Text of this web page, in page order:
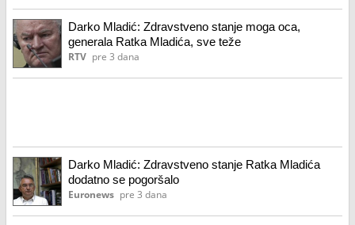
Darko Mladić: Zdravstveno stanje moga oca,
generala Ratka Mladića, sve teže
RTV pre 3 dana
Darko Mladić: Zdravstveno stanje Ratka Mladića
dodatno se pogoršalo
Euronews pre 3 dana